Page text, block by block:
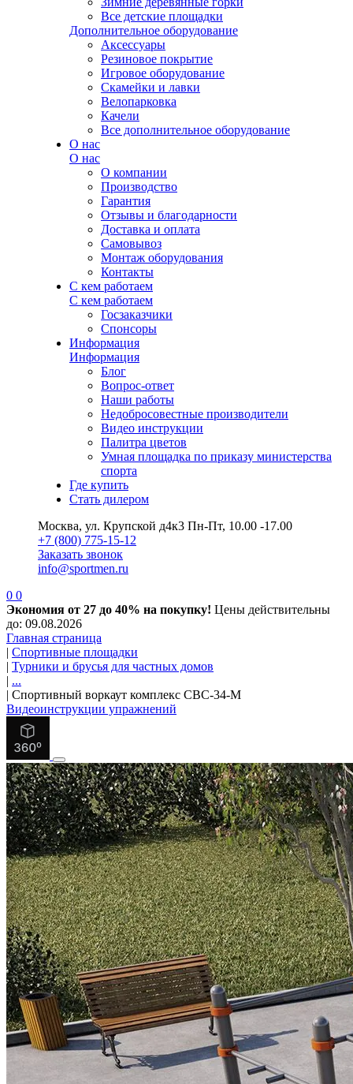
Все детские площадки
Дополнительное оборудование
Аксессуары
Резиновое покрытие
Игровое оборудование
Скамейки и лавки
Велопарковка
Качели
Все дополнительное оборудование
О нас
О нас
О компании
Производство
Гарантия
Отзывы и благодарности
Доставка и оплата
Самовывоз
Монтаж оборудования
Контакты
С кем работаем
С кем работаем
Госзаказчики
Спонсоры
Информация
Информация
Блог
Вопрос-ответ
Наши работы
Недобросовестные производители
Видео инструкции
Палитра цветов
Умная площадка по приказу министерства
спорта
Где купить
Стать дилером
Москва, ул. Крупской д4к3 Пн-Пт, 10.00 -17.00
+7 (800) 775-15-12
Заказать звонок
info@sportmen.ru
0 0
Экономия от 27 до 40% на покупку! Цены действительны
до: 09.08.2026
Главная страница
| Спортивные площадки
| Турники и брусья для частных домов
| ...
| Спортивный воркаут комплекс СВС-34-М
Видеоинструкции упражнений